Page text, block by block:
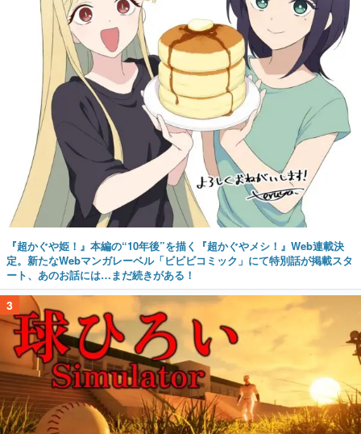
『超かぐや姫！』本編の“10年後”を描く『超かぐやメシ！』Web連載決
定。新たなWebマンガレーベル「ビビビコミック」にて特別話が掲載スタ
ート、あのお話には…まだ続きがある！
3